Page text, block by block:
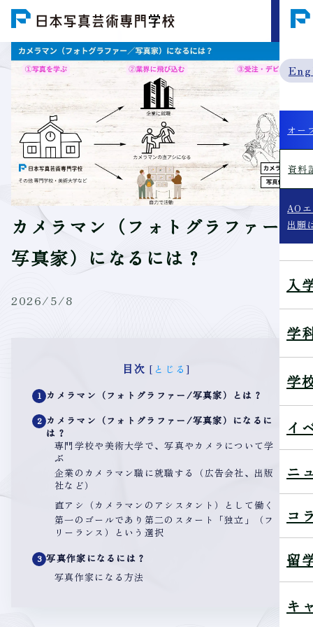
MENU
オー
資料
AO
出願
入
学
学
イ
ニ
コ
留
キ
カメラマン（フォトグラファー/
写真家）になるには？
2026/5/8
目次 [ とじる ]
1 カメラマン（フォトグラファー/写真家）とは？
2 カメラマン（フォトグラファー/写真家）になるに
は？
専門学校や美術大学で、写真やカメラについて学
ぶ
企業のカメラマン職に就職する（広告会社、出版
社など）
直アシ（カメラマンのアシスタント）として働く
第一のゴールであり第二のスタート「独立」（フ
リーランス）という選択
3 写真作家になるには？
写真作家になる方法